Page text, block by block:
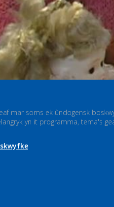
mar soms ek ûndogensk
yn it programma, tema's